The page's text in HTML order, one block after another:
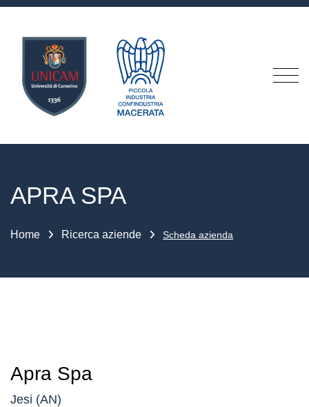
APRA SPA
Home Ricerca aziende Scheda azienda
Apra Spa
Jesi (AN)